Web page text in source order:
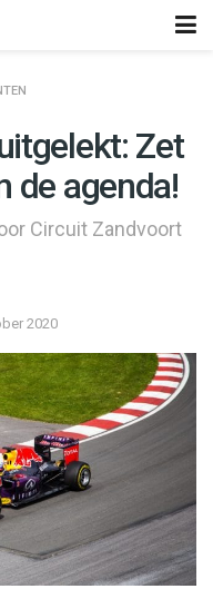
Zet
de agenda!
Circuit Zandvoort
2020